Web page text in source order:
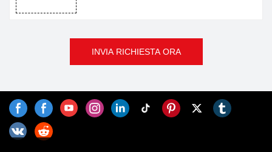
INVIA RICHIESTA ORA